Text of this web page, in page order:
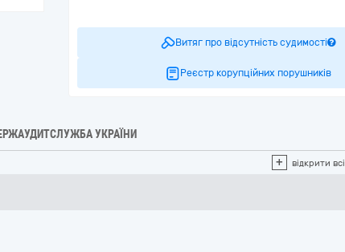
Витяг про відсутність судимості
Реєстр корупційних порушників
УКРАЇНИ
+ відкрити всі